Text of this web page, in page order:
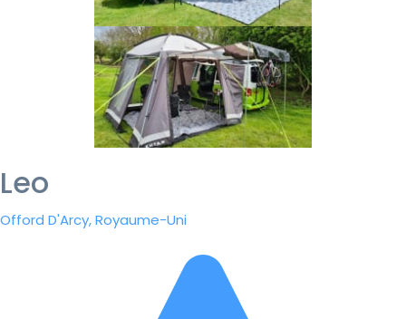
Leo
Offord D'Arcy, Royaume-Uni